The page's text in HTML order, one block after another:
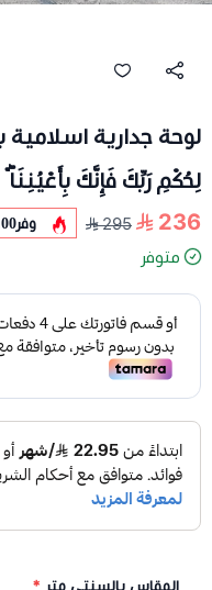
لوحة جدارية اسلامية
لِحُكْمِ رَبِّكَ فَإِنَّكَ
236
295 وفر
متوفر
المقاس بالسنتي متر *